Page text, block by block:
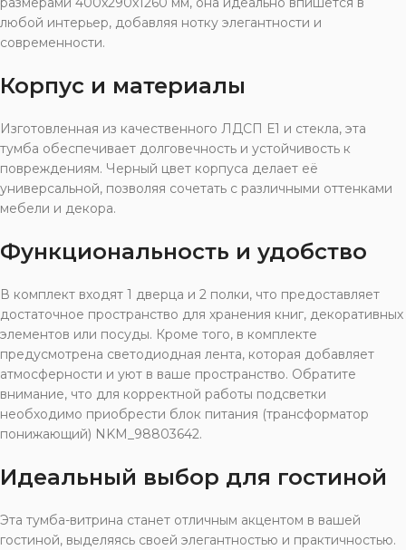
любой интерьер, добавляя нотку элегантности и
современности.
Корпус и материалы
Изготовленная из качественного ЛДСП Е1 и стекла, эта
тумба обеспечивает долговечность и устойчивость к
повреждениям. Черный цвет корпуса делает её
универсальной, позволяя сочетать с различными оттенками
мебели и декора.
Функциональность и удобство
В комплект входят 1 дверца и 2 полки, что предоставляет
достаточное пространство для хранения книг, декоративных
элементов или посуды. Кроме того, в комплекте
предусмотрена светодиодная лента, которая добавляет
атмосферности и уют в ваше пространство. Обратите
внимание, что для корректной работы подсветки
необходимо приобрести блок питания (трансформатор
понижающий) NKM_98803642.
Идеальный выбор для гостиной
Эта тумба-витрина станет отличным акцентом в вашей
гостиной, выделяясь своей элегантностью и практичностью.